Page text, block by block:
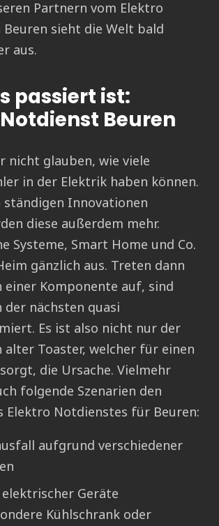
Partnern vom Elektro
sieht die Welt bald
aus.
passiert ist:
Beuren
nicht glauben, wie viele
in der Elektrik haben können.
ständigen Innovationen
diese außerdem mehr.
Systeme, Smart Home und Co.
gänzlich aus. Treten dann
einer Komponente auf, sind
der nächsten quasi
Es ist also nicht nur der
alter Toaster, welcher für einen
die Ursache. Vielmehr
folgende Szenarien den
Elektro Notdienstes für Beuren:
aufgrund verschiedener
Geräte
Kühlschrank oder